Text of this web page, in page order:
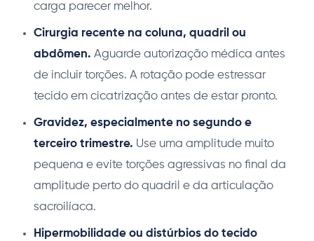
carga parecer melhor.
Cirurgia recente na coluna, quadril ou
abdômen. Aguarde autorização médica antes
de incluir torções. A rotação pode estressar
tecido em cicatrização antes de estar pronto.
Gravidez, especialmente no segundo e
terceiro trimestre. Use uma amplitude muito
pequena e evite torções agressivas no final da
amplitude perto do quadril e da articulação
sacroilíaca.
Hipermobilidade ou distúrbios do tecido